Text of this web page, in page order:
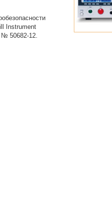
Instrument
№ 50682-12.